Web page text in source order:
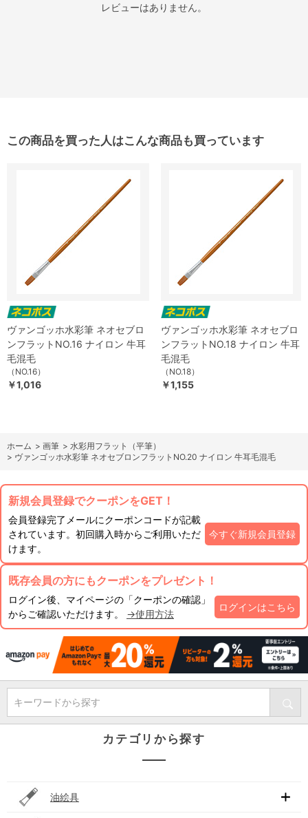
レビューはありません。
この商品を買った人はこんな商品も買っています
ヴァンゴッホ水彩筆 ネオセブロ
ンフラットNO.16 ナイロン 牛耳
毛混毛
（NO.16）
￥1,016
ヴァンゴッホ水彩筆 ネオセブロ
ンフラットNO.18 ナイロン 牛耳
毛混毛
（NO.18）
￥1,155
ホーム > 画筆 > 水彩用フラット（平筆）
> ヴァンゴッホ水彩筆 ネオセブロンフラットNO.20 ナイロン 牛耳毛混毛
新規会員登録でクーポンをGET！
会員登録完了メールにクーポンコードが記載
されています。初回購入時からご利用いただ
けます。
今すぐ新規会員登録
既存会員の方にもクーポンをプレゼント！
ログイン後、マイページの「クーポンの確認」
からご確認いただけます。 →使用方法
ログインはこちら
キーワードから探す
カテゴリから探す
油絵具